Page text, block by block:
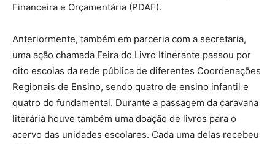
Financeira e Orçamentária (PDAF).
Anteriormente, também em parceria com a secretaria,
uma ação chamada Feira do Livro Itinerante passou por
oito escolas da rede pública de diferentes Coordenações
Regionais de Ensino, sendo quatro de ensino infantil e
quatro do fundamental. Durante a passagem da caravana
literária houve também uma doação de livros para o
acervo das unidades escolares. Cada uma delas recebeu